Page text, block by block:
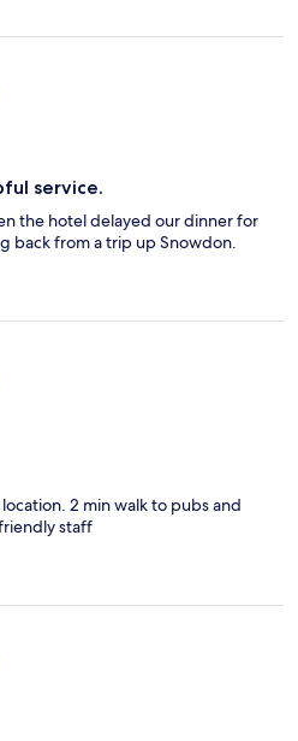
service.
the hotel delayed our dinner for
back from a trip up Snowdon.
2 min walk to pubs and
staff